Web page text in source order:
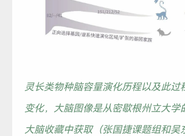
灵长类物种脑容量演化历程以及此过
变化，大脑图像是从密歇根州立大学
大脑收藏中获取（张国捷课题组和吴